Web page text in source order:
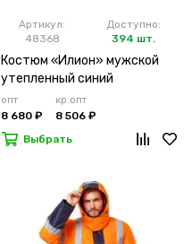
Артикул:
48368
Доступно:
394 шт.
Костюм «Илион» мужской
утепленный синий
опт
8 680 ₽
кр.опт
8 506 ₽
Выбрать